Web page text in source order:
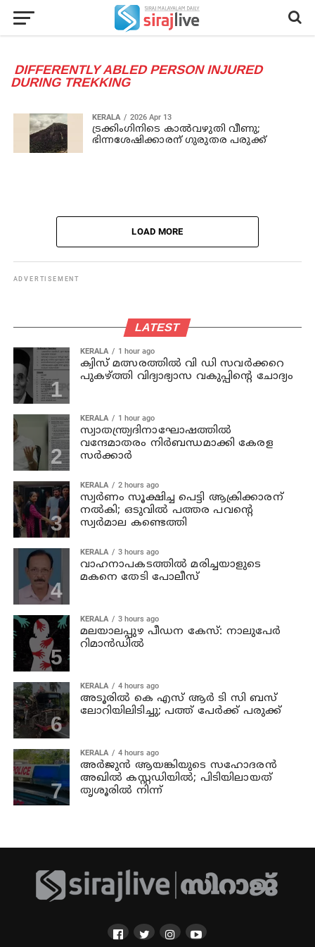
DIFFERENTLY ABLED PERSON INJURED
DURING TREKKING
KERALA 2026 Apr 13
ട്രക്കിംഗിനിടെ കാല്‍വഴുതി വീണു;
ഭിന്നശേഷിക്കാരന് ഗുരുതര പരുക്ക്
LOAD MORE
ADVERTISEMENT
LATEST
KERALA 1 hour ago
ക്വിസ് മത്സരത്തില്‍ വി ഡി സവര്‍ക്കറെ
പുകഴ്ത്തി വിദ്യാഭ്യാസ വകുപ്പിന്റെ ചോദ്യം
KERALA 1 hour ago
സ്വാതന്ത്ര്യദിനാഘോഷത്തില്‍
വന്ദേമാതരം നിര്‍ബന്ധമാക്കി കേരള
സര്‍ക്കാര്‍
KERALA 2 hours ago
സ്വര്‍ണം സൂക്ഷിച്ച പെട്ടി ആക്രിക്കാരന്
നല്‍കി; ഒടുവില്‍ പത്തര പവന്റെ
സ്വര്‍മാല കണ്ടെത്തി
KERALA 3 hours ago
വാഹനാപകടത്തില്‍ മരിച്ചയാളുടെ
മകനെ തേടി പോലീസ്
KERALA 3 hours ago
മലയാലപ്പുഴ പീഡന കേസ്: നാലുപേര്‍
റിമാന്‍ഡില്‍
KERALA 4 hours ago
അടൂരില്‍ കെ എസ് ആര്‍ ടി സി ബസ്
ലോറിയിലിടിച്ചു; പത്ത് പേര്‍ക്ക് പരുക്ക്
KERALA 4 hours ago
അര്‍ജുന്‍ ആയങ്കിയുടെ സഹോദരന്‍
അഖില്‍ കസ്റ്റഡിയില്‍; പിടിയിലായത്
തൃശൂരില്‍ നിന്ന്